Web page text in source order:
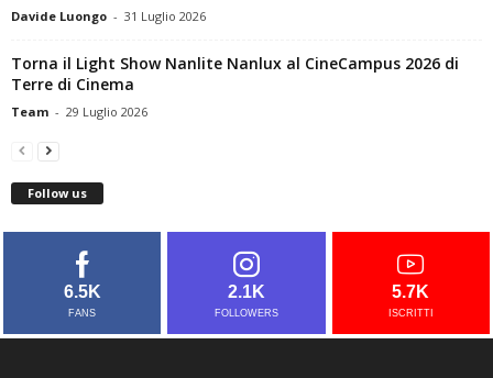
Davide Luongo - 31 Luglio 2026
Torna il Light Show Nanlite Nanlux al CineCampus 2026 di
Terre di Cinema
Team - 29 Luglio 2026
Follow us
6.5K
FANS
2.1K
FOLLOWERS
5.7K
ISCRITTI